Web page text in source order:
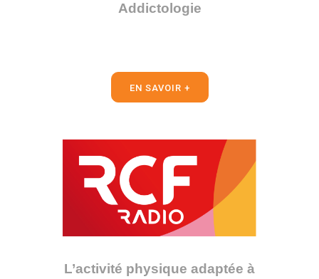
Addictologie
EN SAVOIR +
L’activité physique adaptée à